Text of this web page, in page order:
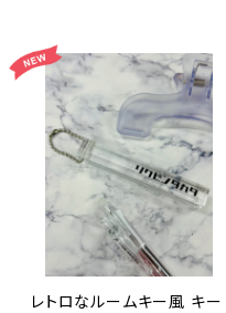
レトロなルームキー風 キー